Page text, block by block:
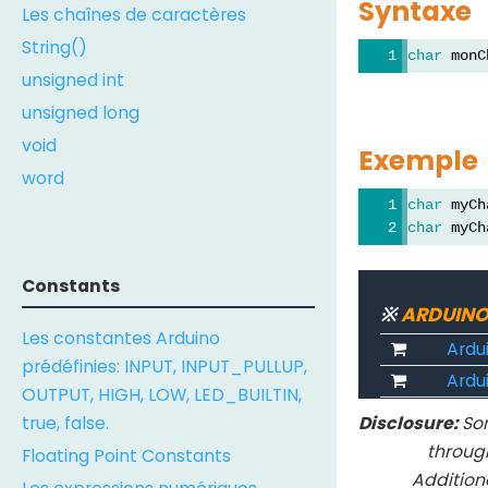
Les chaînes de caractères
String()
unsigned int
unsigned long
void
word
Constants
Les constantes Arduino
prédéfinies: INPUT, INPUT_PULLUP,
OUTPUT, HIGH, LOW, LED_BUILTIN,
true, false.
Floating Point Constants
Syntaxe
char
Exemple
char
char
※
Disclosure: